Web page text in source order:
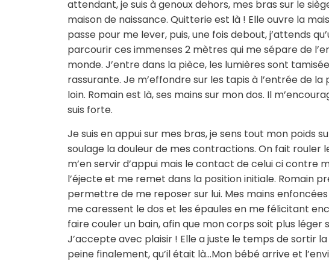
attendant, je suis à genoux dehors, mes bras sur le
maison de naissance. Quitterie est là ! Elle ouvre la
passe pour me lever, puis, une fois debout, j’attends
parcourir ces immenses 2 mètres qui me sépare de
monde. J’entre dans la pièce, les lumières sont
rassurante. Je m’effondre sur les tapis à l’entrée de la
loin. Romain est là, ses mains sur mon dos. Il
suis forte.
Je suis en appui sur mes bras, je sens tout mon poids
soulage la douleur de mes contractions. On fait rouler
m’en servir d’appui mais le contact de celui ci contre
l’éjecte et me remet dans la position initiale. Romain
permettre de me reposer sur lui. Mes mains enfoncées
me caressent le dos et les épaules en me félicitant
faire couler un bain, afin que mon corps soit plus léger
J’accepte avec plaisir ! Elle a juste le temps de sortir
peine finalement, qu’il était là…Mon bébé arrive et